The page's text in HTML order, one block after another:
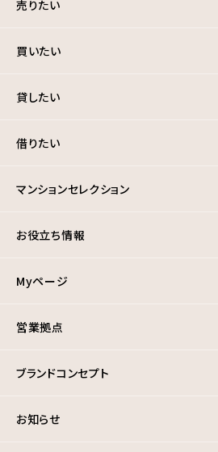
売りたい
買いたい
貸したい
借りたい
マンションセレクション
お役立ち情報
Myページ
営業拠点
ブランドコンセプト
お知らせ